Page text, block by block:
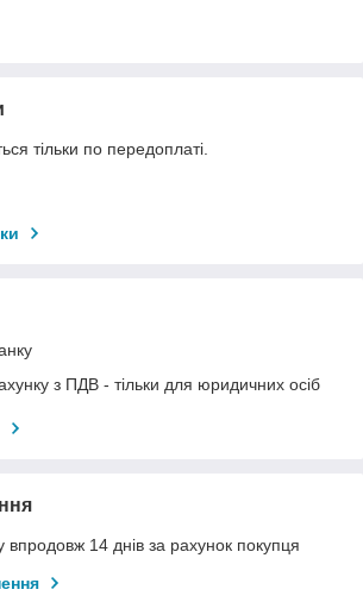
тільки по передоплаті.
з ПДВ - тільки для юридичних осіб
14 днів за рахунок покупця